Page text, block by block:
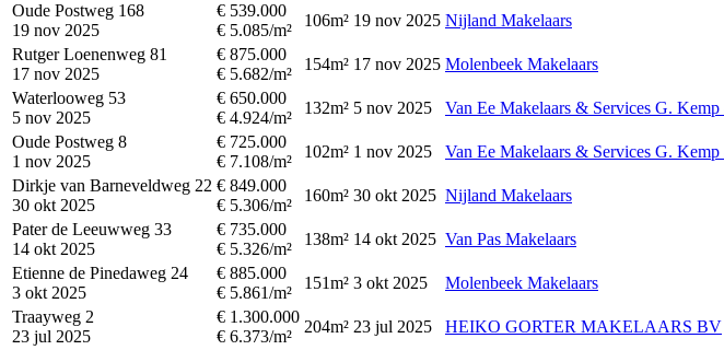
Oude Postweg 168
19 nov 2025
€ 539.000
€ 5.085/m²
106m² 19 nov 2025 Nijland Makelaars
Rutger Loenenweg 81
17 nov 2025
€ 875.000
€ 5.682/m²
154m² 17 nov 2025 Molenbeek Makelaars
Waterlooweg 53
5 nov 2025
€ 650.000
€ 4.924/m²
132m² 5 nov 2025
Van Ee Makelaars & Services G.
Oude Postweg 8
1 nov 2025
€ 725.000
€ 7.108/m²
102m² 1 nov 2025
Van Ee Makelaars & Services G.
Dirkje van Barneveldweg 22
30 okt 2025
€ 849.000
€ 5.306/m²
160m² 30 okt 2025 Nijland Makelaars
Pater de Leeuwweg 33
14 okt 2025
€ 735.000
€ 5.326/m²
138m² 14 okt 2025 Van Pas Makelaars
Etienne de Pinedaweg 24
3 okt 2025
€ 885.000
€ 5.861/m²
151m² 3 okt 2025
Molenbeek Makelaars
Traayweg 2
23 jul 2025
€ 1.300.000
€ 6.373/m²
204m² 23 jul 2025
HEIKO GORTER MAKELAARS BV